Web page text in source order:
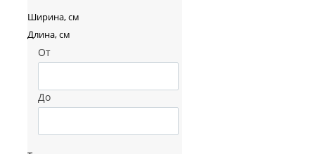
Ширина, см
Длина, см
От
До